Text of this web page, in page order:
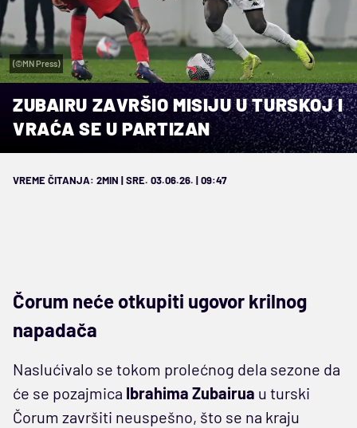
(©MN Press)
ZUBAIRU ZAVRŠIO MISIJU U TURSKOJ I
VRAĆA SE U PARTIZAN
VREME ČITANJA: 2MIN | SRE. 03.06.26. | 09:47
Čorum neće otkupiti ugovor krilnog
napadača
Naslućivalo se tokom prolećnog dela sezone da
će se pozajmica Ibrahima Zubairua u turski
Čorum završiti neuspešno, što se na kraju